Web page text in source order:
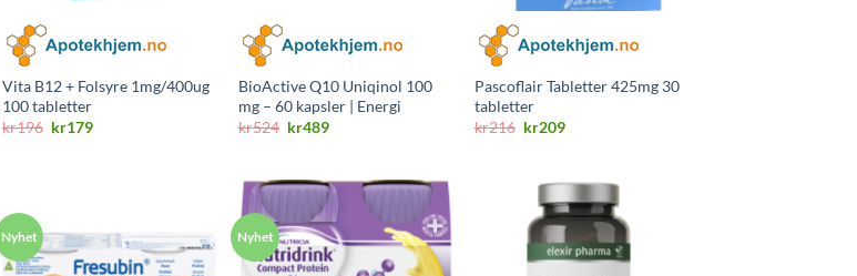
Vita B12 + Folsyre 1mg/400ug
100 tabletter
kr196 Opprinnelig
kr179Nåværende
BioActive Q10 Uniqinol 100
mg – 60 kapsler | Energi
kr524 Opprinnelig
kr489Nåværende
Pascoflair Tabletter 425mg 30
tabletter
kr216 Opprinnelig
kr209Nåværende